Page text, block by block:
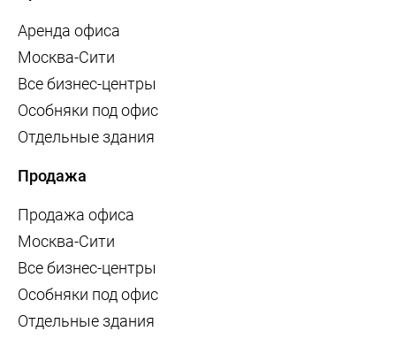
Аренда офиса
Москва-Сити
Все бизнес-центры
Особняки под офис
Отдельные здания
Продажа
Продажа офиса
Москва-Сити
Все бизнес-центры
Особняки под офис
Отдельные здания